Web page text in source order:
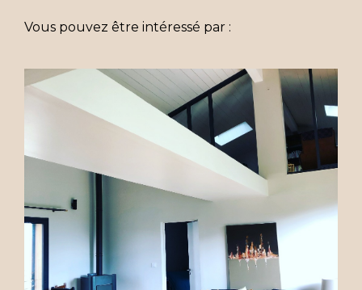
Vous pouvez être intéressé par :